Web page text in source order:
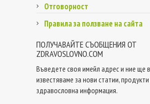
Отговорност
Правила за ползване на сайта
ПОЛУЧАВАЙТЕ СЪОБЩЕНИЯ ОТ
ZDRAVOSLOVNO.COM
Въведете своя имейл адрес и ние ще
известяваме за нови статии,
здравословна информация.